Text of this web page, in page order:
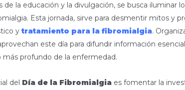
de la educación y la divulgación, se busca iluminar
Esta jornada, sirve para desmentir mitos y
y tratamiento para la fibromialgia.
este día para difundir información
profundo de la enfermedad.
del Día de la Fibromialgia es fomentar la